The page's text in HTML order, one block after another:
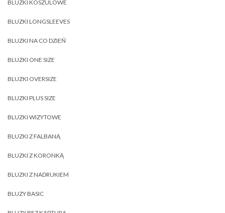
BLUZKI KOSZULOWE
BLUZKI LONGSLEEVES
BLUZKI NA CO DZIEŃ
BLUZKI ONE SIZE
BLUZKI OVERSIZE
BLUZKI PLUS SIZE
BLUZKI WIZYTOWE
BLUZKI Z FALBANĄ
BLUZKI Z KORONKĄ
BLUZKI Z NADRUKIEM
BLUZY BASIC